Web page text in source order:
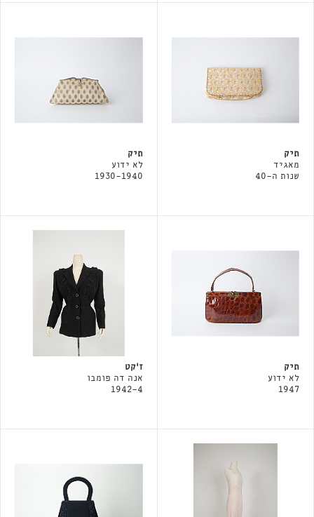
תיק
מאגיד
שנות ה-40
תיק
לא ידוע
1930-1940
תיק
לא ידוע
1947
ז׳קט
אנה דה פומבו
1942-4